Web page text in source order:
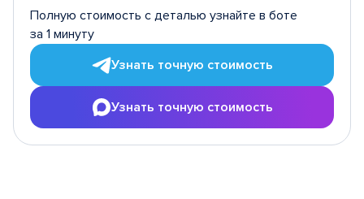
Полную стоимость с деталью узнайте в боте
за 1 минуту
Узнать точную стоимость
Узнать точную стоимость